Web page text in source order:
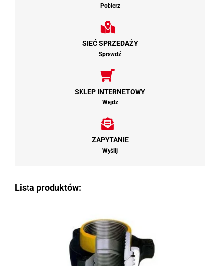
Pobierz
SIEĆ SPRZEDAŻY
Sprawdź
SKLEP INTERNETOWY
Wejdź
ZAPYTANIE
Wyślij
Lista produktów: